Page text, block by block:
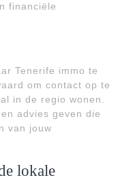
financiële
Tenerife immo te
om contact op te
in de regio wonen.
advies geven die
van jouw
lokale